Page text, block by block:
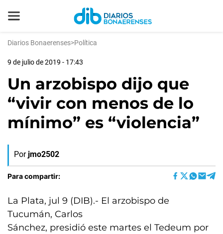
Diarios Bonaerenses>Política
9 de julio de 2019 - 17:43
Un arzobispo dijo que
“vivir con menos de lo
mínimo” es “violencia”
Por jmo2502
Para compartir:
La Plata, jul 9 (DIB).- El arzobispo de
Tucumán, Carlos
Sánchez, presidió este martes el Tedeum por